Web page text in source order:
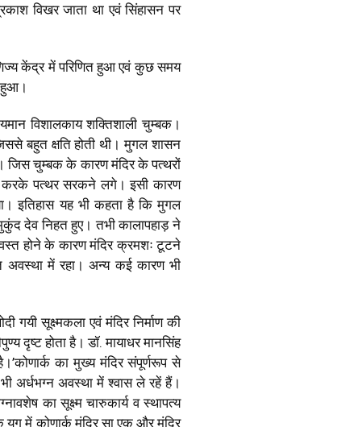
विखर जाता था एवं सिंहासन पर
केंद्र में परिणित हुआ एवं कुछ समय
हुआ।
विशालकाय शक्तिशाली चुम्बक।
बहुत क्षति होती थी। मुगल शासन
जिस चुम्बक के कारण मंदिर के पत्थरों
पत्थर सरकने लगे। इसी कारण
इतिहास यह भी कहता है कि मुगल
देव निहत हुए। तभी कालापहाड़ ने
होने के कारण मंदिर क्रमशः टूटने
अवस्था में रहा। अन्य कई कारण भी
गयी सूक्ष्मकला एवं मंदिर निर्माण की
दृष्ट होता है। डॉ. मायाधर मानसिंह
का मुख्य मंदिर संपूर्णरूप से
अर्धभग्न अवस्था में श्वास ले रहें हैं।
का सूक्ष्म चारुकार्य व स्थापत्य
में कोणार्क मंदिर सा एक और मंदिर